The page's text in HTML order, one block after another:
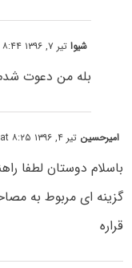
شیواتیر ۷, ۱۳۹۶ at ۸:۴۴ ب٫ظ
بله من دعوت
امیرحسین تیر ۴, ۱۳۹۶ at ۸:۲۵ ب٫ظ
باسلام دوستان لطفا
گزینه ای مربوط به
قراره